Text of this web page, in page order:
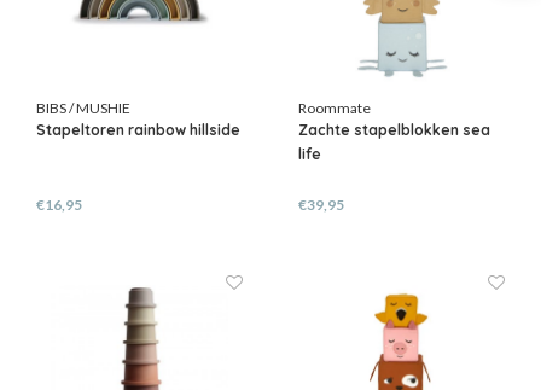
BIBS / MUSHIE
Stapeltoren rainbow hillside
€16,95
Roommate
Zachte stapelblokken sea
life
€39,95